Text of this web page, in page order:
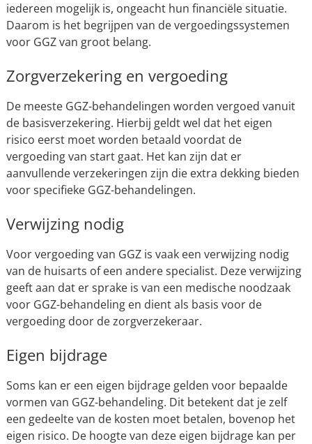
iedereen mogelijk is, ongeacht hun financiële situatie.
Daarom is het begrijpen van de vergoedingssystemen
voor GGZ van groot belang.
Zorgverzekering en vergoeding
De meeste GGZ-behandelingen worden vergoed vanuit
de basisverzekering. Hierbij geldt wel dat het eigen
risico eerst moet worden betaald voordat de
vergoeding van start gaat. Het kan zijn dat er
aanvullende verzekeringen zijn die extra dekking bieden
voor specifieke GGZ-behandelingen.
Verwijzing nodig
Voor vergoeding van GGZ is vaak een verwijzing nodig
van de huisarts of een andere specialist. Deze verwijzing
geeft aan dat er sprake is van een medische noodzaak
voor GGZ-behandeling en dient als basis voor de
vergoeding door de zorgverzekeraar.
Eigen bijdrage
Soms kan er een eigen bijdrage gelden voor bepaalde
vormen van GGZ-behandeling. Dit betekent dat je zelf
een gedeelte van de kosten moet betalen, bovenop het
eigen risico. De hoogte van deze eigen bijdrage kan per